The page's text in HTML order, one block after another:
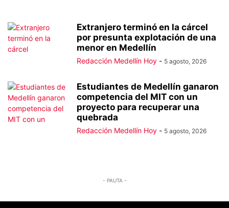
Extranjero terminó en la cárcel
por presunta explotación de una
menor en Medellín
Redacción Medellín Hoy - 5 agosto, 2026
Estudiantes de Medellín ganaron
competencia del MIT con un
proyecto para recuperar una
quebrada
Redacción Medellín Hoy - 5 agosto, 2026
- PAUTA -